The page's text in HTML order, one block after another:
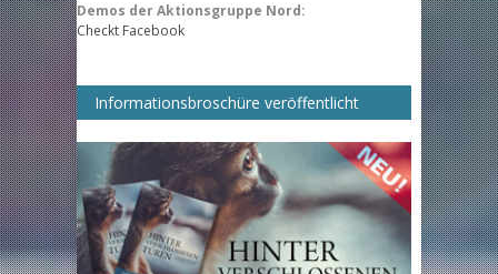
Demos der Aktionsgruppe Nord:
Checkt Facebook
Informationsbroschüre veröffentlicht